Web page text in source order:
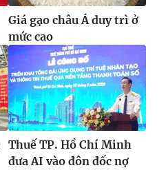
Giá gạo châu Á duy trì ở
mức cao
Thuế TP. Hồ Chí Minh
đưa AI vào đôn đốc nợ